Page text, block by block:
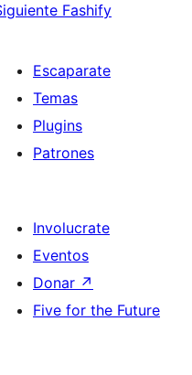
Fashify
Escaparate
Temas
Plugins
Patrones
Involucrate
Eventos
Donar ↗
Five for the Future